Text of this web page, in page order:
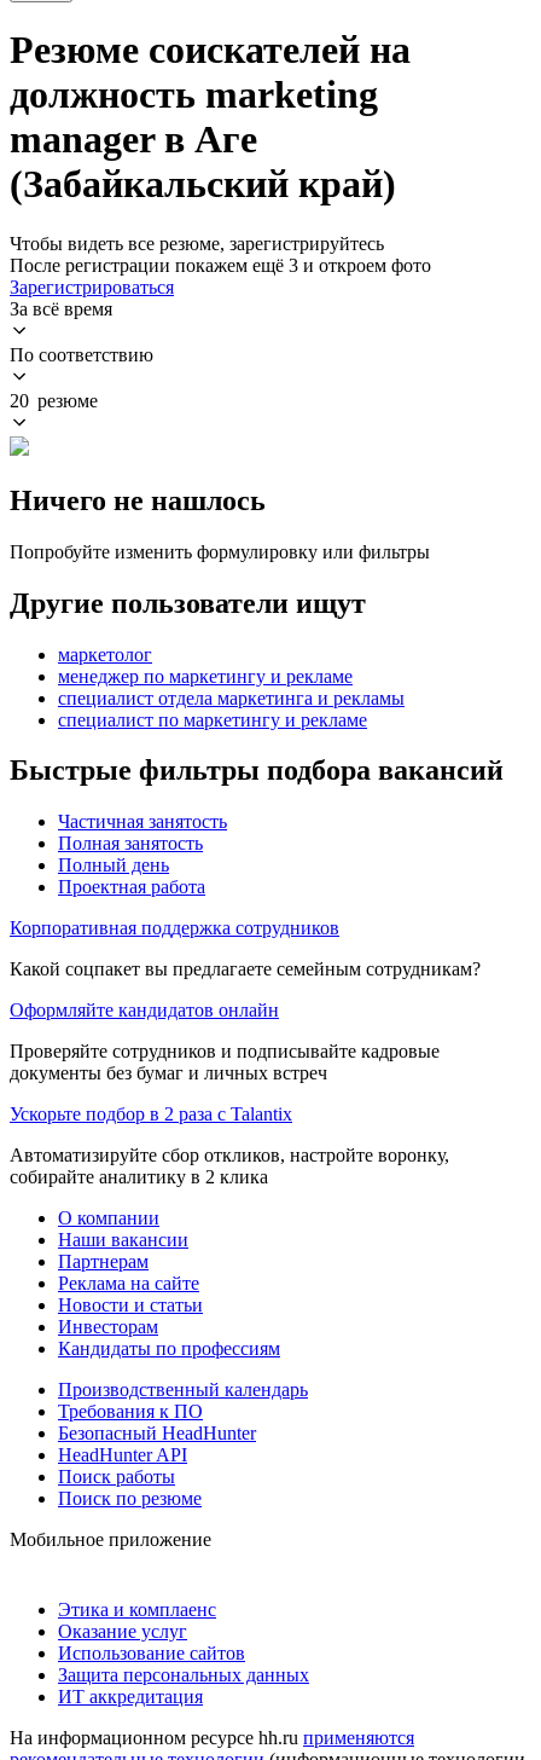
Резюме соискателей на
должность marketing
manager в Аге
(Забайкальский край)
Чтобы видеть все резюме, зарегистрируйтесь
После регистрации покажем ещё 3 и откроем фото
Зарегистрироваться
За всё время
По соответствию
20 резюме
Ничего не нашлось
Попробуйте изменить формулировку или фильтры
Другие пользователи ищут
маркетолог
менеджер по маркетингу и рекламе
специалист отдела маркетинга и рекламы
специалист по маркетингу и рекламе
Быстрые фильтры подбора вакансий
Частичная занятость
Полная занятость
Полный день
Проектная работа
Корпоративная поддержка сотрудников
Какой соцпакет вы предлагаете семейным сотрудникам?
Оформляйте кандидатов онлайн
Проверяйте сотрудников и подписывайте кадровые
документы без бумаг и личных встреч
Ускорьте подбор в 2 раза с Talantix
Автоматизируйте сбор откликов, настройте воронку,
собирайте аналитику в 2 клика
О компании
Наши вакансии
Партнерам
Реклама на сайте
Новости и статьи
Инвесторам
Кандидаты по профессиям
Производственный календарь
Требования к ПО
Безопасный HeadHunter
HeadHunter API
Поиск работы
Поиск по резюме
Мобильное приложение
Этика и комплаенс
Оказание услуг
Использование сайтов
Защита персональных данных
ИТ аккредитация
На информационном ресурсе hh.ru применяются